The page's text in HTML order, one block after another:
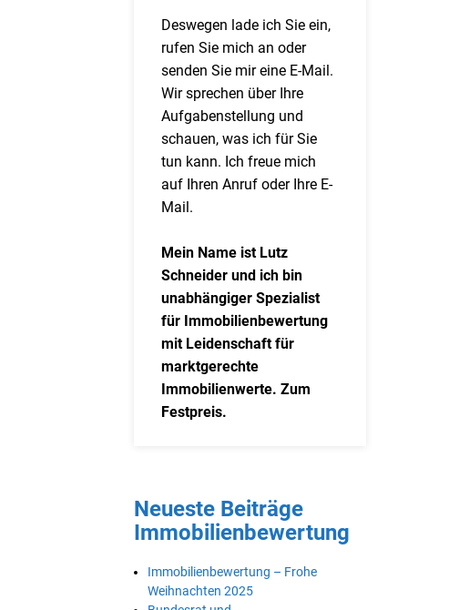
Deswegen lade ich Sie ein,
rufen Sie mich an oder
senden Sie mir eine E-Mail.
Wir sprechen über Ihre
Aufgabenstellung und
schauen, was ich für Sie
tun kann. Ich freue mich
auf Ihren Anruf oder Ihre E-
Mail.
Mein Name ist Lutz
Schneider und ich bin
unabhängiger Spezialist
für Immobilienbewertung
mit Leidenschaft für
marktgerechte
Immobilienwerte. Zum
Festpreis.
Neueste Beiträge
Immobilienbewertung
Immobilienbewertung – Frohe
Weihnachten 2025